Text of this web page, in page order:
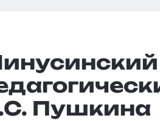
Пушкина